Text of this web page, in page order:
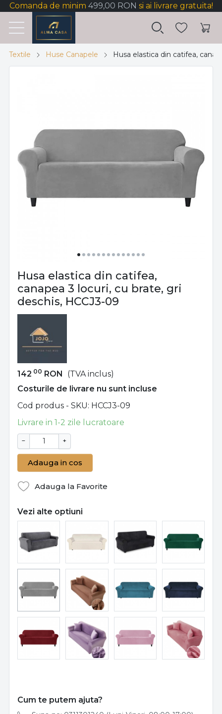
Comanda de minim 499,00 RON si ai livrare gratuita!
Textile Huse Canapele Husa elastica din catifea,
Husa elastica din catifea,
canapea 3 locuri, cu brate, gri
deschis, HCCJ3-09
142 00 RON
(TVA inclus)
Costurile de livrare nu sunt incluse
Cod produs - SKU
HCCJ3-09
Livrare in 1-2 zile lucratoare
− +
Adauga in cos
Adauga la Favorite
Vezi alte optiuni
Cum te putem ajuta?